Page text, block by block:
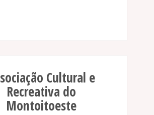
Cultural e
Recreativa do
Montoitoeste